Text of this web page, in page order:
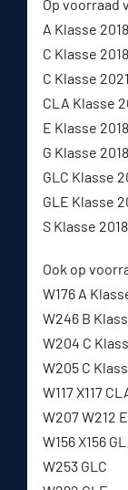
Op voorraad
A Klasse
C Klasse
C Klasse
CLA Klasse
E Klasse
G Klasse
GLC Klasse
GLE Klasse
S Klasse
Ook op
W176 A
W246 B
W204 C
W205 C
W117 X117
W207 W212
W156 X156
W253 GLC